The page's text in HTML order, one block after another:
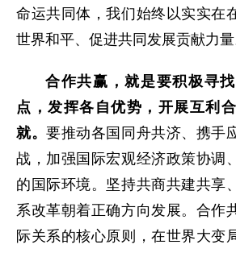
命运共同体，我们始终以实实在
世界和平、促进共同发展贡献
合作共赢，就是要积极寻
点，发挥各自优势，开展互利
就。要推动各国同舟共济、携手
战，加强国际宏观经济政策协调
的国际环境。坚持共商共建共享
系改革朝着正确方向发展。合作
际关系的核心原则，在世界大变